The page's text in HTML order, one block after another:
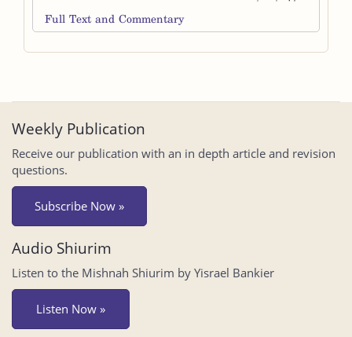
Full Text and Commentary
Weekly Publication
Receive our publication with an in depth article and revision
questions.
Subscribe Now »
Audio Shiurim
Listen to the Mishnah Shiurim by Yisrael Bankier
Listen Now »